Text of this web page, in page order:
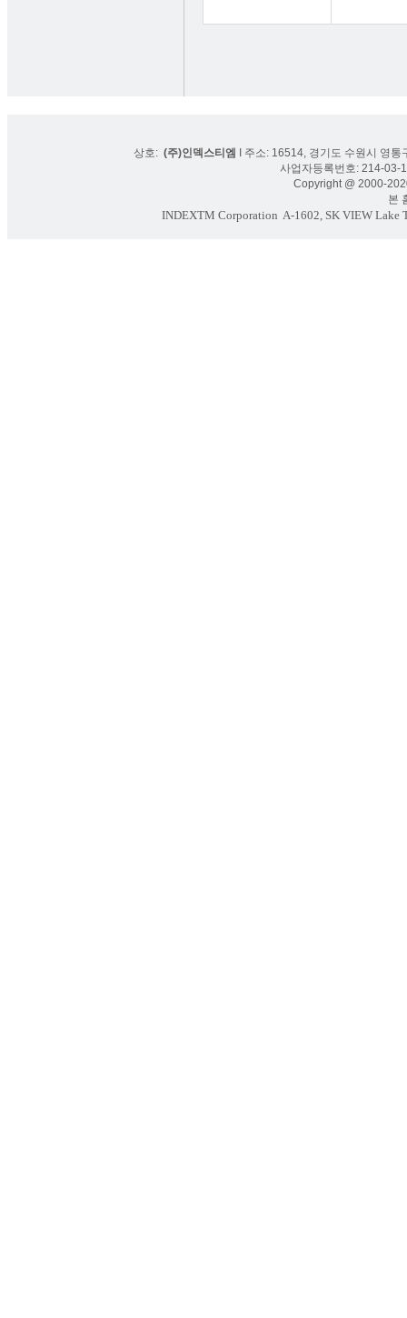
상호: (주)인덱스티엠
I 주소: 16514, 경기도 수원시 영
사업자등록번호: 214-
Copyright @ 2000-
본 홈
INDEXTM Corporation A-1602, SK VIEW Lake